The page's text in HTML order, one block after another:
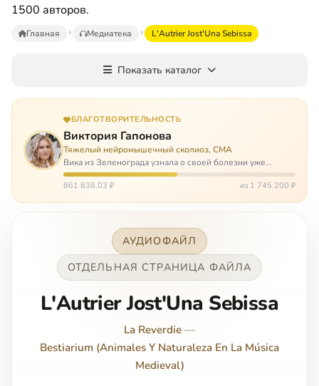
1500 авторов.
Главная Медиатека L'Autrier Jost'Una Sebissa
Показать каталог
БЛАГОТВОРИТЕЛЬНОСТЬ
Виктория Гапонова
Тяжелый нейромышечный сколиоз, СМА
Вика из Зеленограда узнала о своей болезни уже
будучи в сознательном возрасте. Ей пришлось
привыкать к инвалидной коляске и сильнейшему
861 838,03 ₽ из 1 745 200 ₽
АУДИОФАЙЛ
ОТДЕЛЬНАЯ СТРАНИЦА ФАЙЛА
L'Autrier Jost'Una Sebissa
La Reverdie —
Bestiarium (Animales Y Naturaleza En La Música
Medieval)